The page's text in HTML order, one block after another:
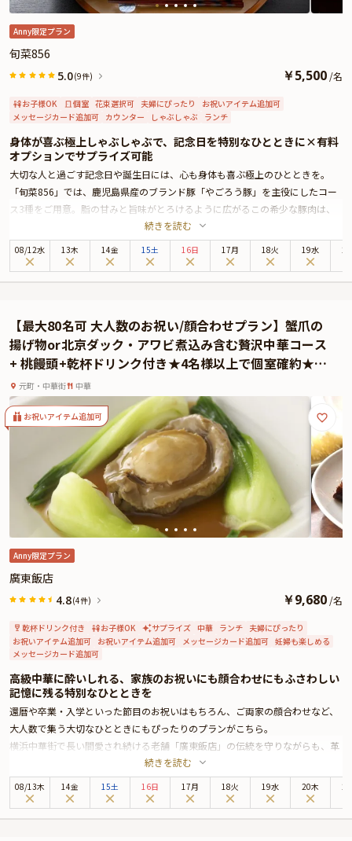
Anny限定プラン
旬菜856
5.0(9件) ￥5,500 /名
お子様OK 個室 花束選択可 夫婦にぴったり
お祝いアイテム追加可
メッセージカード追加可 カウンター しゃぶしゃぶ ランチ
身体が喜ぶ極上しゃぶしゃぶで、記念日を特別なひとときに×有料
オプションでサプライズ可能
大切な人と過ごす記念日や誕生日には、心も身体も喜ぶ極上のひとときを。
「旬菜856」では、鹿児島県産のブランド豚「やごろう豚」を主役にしたコー
ス3種をご用意。脂の甘みと旨味がとろけるように広がるこの希少な豚肉は、
まさに感動の味わい。旬の野菜とともに、滋味深く味わってください。コース
は下記3種よりご選択いただけます。
①【満福コース】やごろう豚200gを天然和風出汁で味わう、当店自慢のしゃぶ
③【極コース】やごろう豚のしゃぶしゃぶと旬を取り入れた前菜盛り合せやヒ
レカツを味わうコース ¥8,800
さらに本プランでは、有料オプションで、アニバーサリーにぴったりな花束・
ギフト・カスタマイズ可能なメッセージカードなどをお付けすることが出来ま
す。詳しくは本ページ中段の「お祝いアイテム」の欄で、ご選択頂けます。
洗練された備前焼や有田焼の器に盛られた料理の数々を、和モダンな空間で味
わいながら、心温まるひとときを。大切な人との記念日を、特別なものにして
くれるでしょう。
続きを読む
08/12水 13木 14金 15土 16日 17月 18火 19水
【最大80名可 大人数のお祝い/顔合わせプラン】蟹爪の
揚げ物or北京ダック・アワビ煮込み含む贅沢中華コース
+ 桃饅頭+乾杯ドリンク付き★4名様以上で個室確約★横
浜中華街で本格広東料理に舌鼓★いつもよりワンランク
上のお祝いを
元町・中華街 中華
お祝いアイテム追加可
Anny限定プラン
廣東飯店
4.8(4件) ￥9,680 /名
乾杯ドリンク付き お子様OK サプライズ 中華 ランチ 夫婦にぴったり
お祝いアイテム追加可 お祝いアイテム追加可 メッセージカード追加可 妊婦も楽しめる
メッセージカード追加可
高級中華に酔いしれる、家族のお祝いにも顔合わせにもふさわしい
記憶に残る特別なひとときを
還暦や卒業・入学といった節目のお祝いはもちろん、ご両家の顔合わせなど、
大人数で集う大切なひとときにもぴったりのプランがこちら。
横浜中華街で長い間愛され続ける老舗「廣東飯店」の伝統を守りながらも、革
新を取り入れた本格広東料理をご堪能いただける特別なお祝いプランはいかが
でしょうか。
昭和36年創業の風情と上質で落ち着いた雰囲気が漂う店内は、長寿祝いや合格
続きを読む
08/13木 14金 15土 16日 17月 18火 19水 20木